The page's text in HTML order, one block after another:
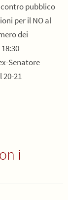
pubblico
per il NO al
dei
Senatore
20-21
i